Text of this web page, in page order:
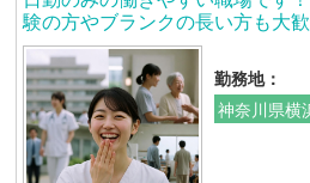
験の方やブランクの長い方も大
勤務地：
神奈川県横